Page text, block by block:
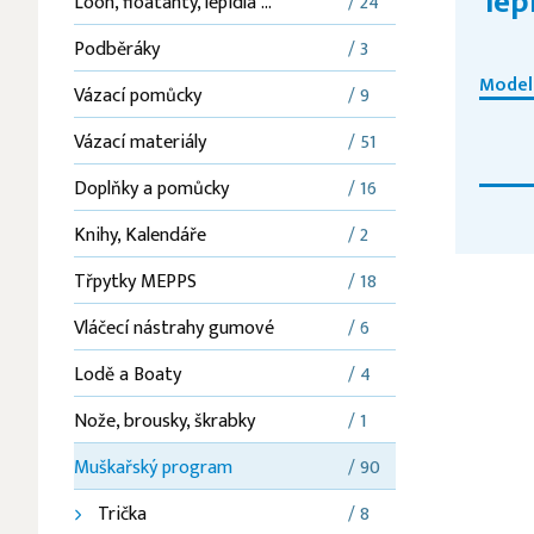
Podběráky
/ 3
Vázací pomůcky
/ 9
Vázací materiály
/ 51
Doplňky a pomůcky
/ 16
Knihy, Kalendáře
/ 2
Třpytky MEPPS
/ 18
Vláčecí nástrahy gumové
/ 6
Lodě a Boaty
/ 4
Nože, brousky, škrabky
/ 1
Muškařský program
/ 90
Trička
/ 8
Model